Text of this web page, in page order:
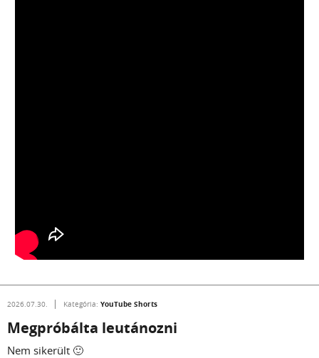
2026.07.30. Kategória: YouTube Shorts
Megpróbálta leutánozni
Nem sikerült 🙂